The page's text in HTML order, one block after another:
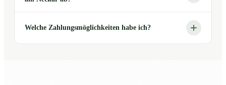
Welche Zahlungsmöglichkeiten habe ich?